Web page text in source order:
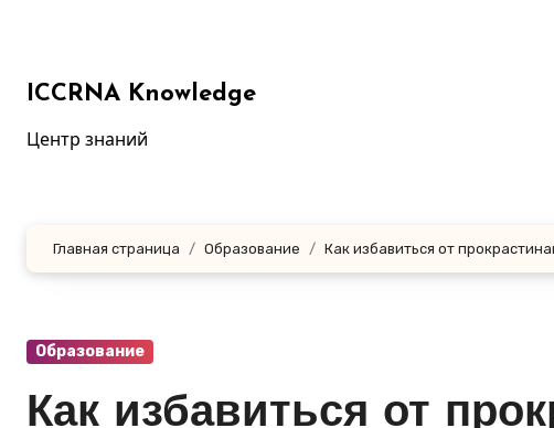
ICCRNA Knowledge
Центр знаний
Главная страница Образование Как избавиться от
Образование
Как избавиться от